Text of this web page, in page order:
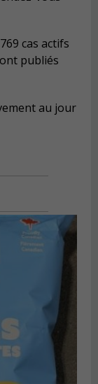
cas actifs
publiés
au jour